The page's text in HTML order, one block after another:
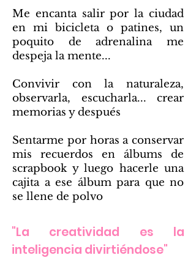
Me encanta salir por la ciudad
en mi bicicleta o patines, un
poquito de adrenalina me
despeja la mente...
Convivir con la naturaleza,
observarla, escucharla... crear
memorias y después
Sentarme por horas a conservar
mis recuerdos en álbums de
scrapbook y luego hacerle una
cajita a ese álbum para que no
se llene de polvo
"La creatividad es la
inteligencia divirtiéndose"